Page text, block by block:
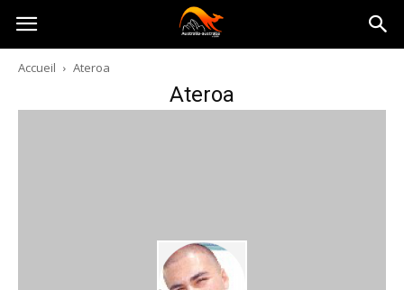
Australia-
australie.com
Accueil Ateroa
Ateroa